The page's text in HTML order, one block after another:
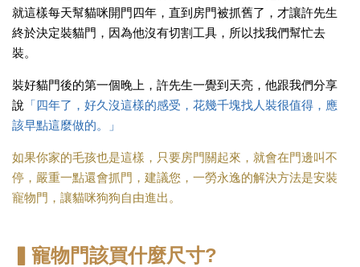
就這樣每天幫貓咪開門四年，直到房門被抓舊了，才讓許先生
終於決定裝貓門，因為他沒有切割工具，所以找我們幫忙去
裝。
裝好貓門後的第一個晚上，許先生一覺到天亮，他跟我們分享
說 「四年了，好久沒這樣的感受，花幾千塊找人裝很值得，應
該早點這麼做的。」
如果你家的毛孩也是這樣，只要房門關起來，就會在門邊叫不
停，嚴重一點還會抓門，建議您，一勞永逸的解決方法是安裝
寵物門，讓貓咪狗狗自由進出。
▍寵物門該買什麼尺寸?